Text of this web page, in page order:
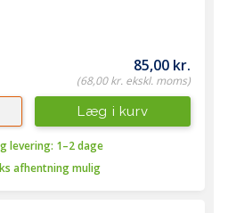
85,00 kr.
(68,00 kr. ekskl. moms)
levering: 1–2 dage
afhentning mulig
Læg i kurv